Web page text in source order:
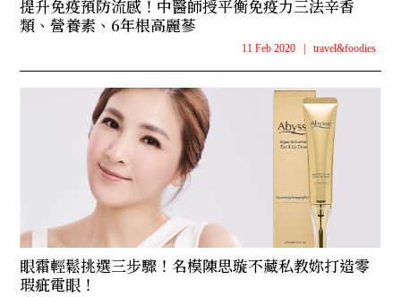
提升免疫預防流感！中醫師授平衡免疫力三法辛香
類、營養素、6年根高麗蔘
11 Feb 2020 travel&foodies
眼霜輕鬆挑選三步驟！名模陳思璇不藏私教妳打造零
瑕疵電眼！